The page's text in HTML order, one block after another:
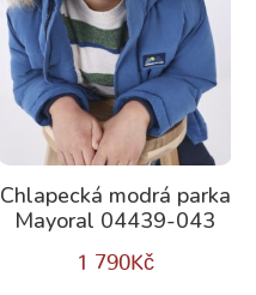
Chlapecká modrá parka
Mayoral 04439-043
1 790Kč